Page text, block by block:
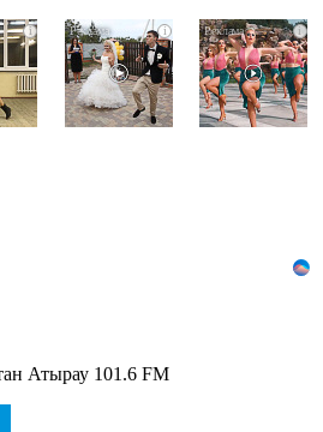
i
Ролик
Омска:
вы
будете
i
Этот
танец
невесты
оставит
вас
i
Атырау 101.6 FM